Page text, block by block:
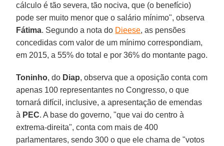
cálculo é tão severa, tão nociva, que (o benefício)
pode ser muito menor que o salário mínimo", observa
Fátima. Segundo a nota do Dieese, as pensões
concedidas com valor de um mínimo correspondiam,
em 2015, a 55% do total e por 36% do montante pago.
Toninho, do Diap, observa que a oposição conta com
apenas 100 representantes no Congresso, o que
tornará difícil, inclusive, a apresentação de emendas
à PEC. A base do governo, "que vai do centro à
extrema-direita", conta com mais de 400
parlamentares, sendo 300 o que ele chama de "votos